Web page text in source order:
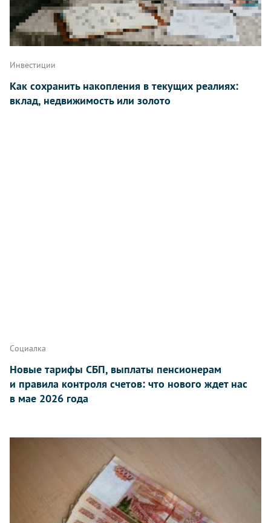
Инвестиции
Как сохранить накопления в текущих реалиях:
вклад, недвижимость или золото
Социалка
Новые тарифы СБП, выплаты пенсионерам
и правила контроля счетов: что нового ждет нас
в мае 2026 года